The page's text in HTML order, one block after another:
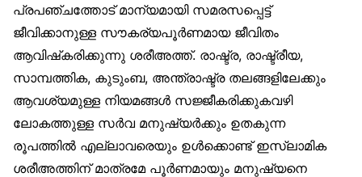
പ്രപഞ്ചത്തോട് മാന്യമായി സമരസപ്പെട്ട്
ജീവിക്കാനുള്ള സൗകര്യപൂർണമായ ജീവിതം
ആവിഷ്‌കരിക്കുന്നു ശരീഅത്ത്. രാഷ്ട്ര, രാഷ്ട്രീയ,
സാമ്പത്തിക, കുടുംബ, അന്ത്രാഷ്ട്ര തലങ്ങളിലേക്കും
ആവശ്യമുള്ള നിയമങ്ങൾ സജ്ജീകരിക്കുകവഴി
ലോകത്തുള്ള സർവ മനുഷ്യർക്കും ഉതകുന്ന
രൂപത്തിൽ എല്ലാവരെയും ഉൾക്കൊണ്ട് ഇസ്‌ലാമിക
ശരീഅത്തിന് മാത്രമേ പൂർണമായും മനുഷ്യനെ